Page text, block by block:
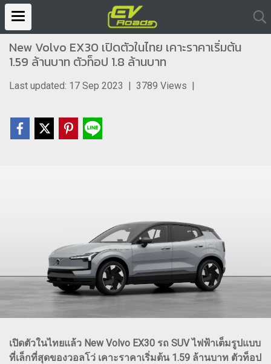
New Volvo EX30 เปิดตัวในไทย เคาะราคาเริ่มต้น
1.59 ล้านบาท ตัวท็อป 1.8 ล้านบาท
Last updated: 17 Sep 2023 | 3789 Views |
เปิดตัวในไทยแล้ว New Volvo EX30 รถ SUV ไฟฟ้าเต็มรูปแบบ
ที่เล็กที่สุดของวอลโว่ เคาะราคาเริ่มต้น 1.59 ล้านบาท ตัวท็อป